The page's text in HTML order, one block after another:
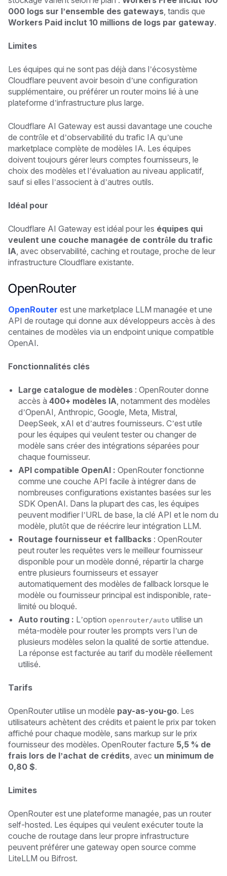
000 logs sur l’ensemble des gateways, tandis que
Workers Paid inclut 10 millions de logs par gateway.
Limites
Les équipes qui ne sont pas déjà dans l’écosystème
Cloudflare peuvent avoir besoin d’une configuration
supplémentaire, ou préférer un router moins lié à une
plateforme d’infrastructure plus large.
Cloudflare AI Gateway est aussi davantage une couche
de contrôle et d’observabilité du trafic IA qu’une
marketplace complète de modèles IA. Les équipes
doivent toujours gérer leurs comptes fournisseurs, le
choix des modèles et l’évaluation au niveau applicatif,
sauf si elles l’associent à d’autres outils.
Idéal pour
Cloudflare AI Gateway est idéal pour les équipes qui
veulent une couche managée de contrôle du trafic
IA, avec observabilité, caching et routage, proche de leur
infrastructure Cloudflare existante.
OpenRouter
OpenRouter est une marketplace LLM managée et une
API de routage qui donne aux développeurs accès à des
centaines de modèles via un endpoint unique compatible
OpenAI.
Fonctionnalités clés
Large catalogue de modèles : OpenRouter donne
accès à 400+ modèles IA, notamment des modèles
d’OpenAI, Anthropic, Google, Meta, Mistral,
DeepSeek, xAI et d’autres fournisseurs. C’est utile
pour les équipes qui veulent tester ou changer de
modèle sans créer des intégrations séparées pour
chaque fournisseur.
API compatible OpenAI : OpenRouter fonctionne
comme une couche API facile à intégrer dans de
nombreuses configurations existantes basées sur les
SDK OpenAI. Dans la plupart des cas, les équipes
peuvent modifier l’URL de base, la clé API et le nom du
modèle, plutôt que de réécrire leur intégration LLM.
Routage fournisseur et fallbacks : OpenRouter
peut router les requêtes vers le meilleur fournisseur
disponible pour un modèle donné, répartir la charge
entre plusieurs fournisseurs et essayer
automatiquement des modèles de fallback lorsque le
modèle ou fournisseur principal est indisponible, rate-
limité ou bloqué.
Auto routing : L’option openrouter/auto utilise un
méta-modèle pour router les prompts vers l’un de
plusieurs modèles selon la qualité de sortie attendue.
La réponse est facturée au tarif du modèle réellement
utilisé.
Tarifs
OpenRouter utilise un modèle pay-as-you-go. Les
utilisateurs achètent des crédits et paient le prix par token
affiché pour chaque modèle, sans markup sur le prix
fournisseur des modèles. OpenRouter facture 5,5 % de
frais lors de l’achat de crédits, avec un minimum de
0,80 $.
Limites
OpenRouter est une plateforme managée, pas un router
self-hosted. Les équipes qui veulent exécuter toute la
couche de routage dans leur propre infrastructure
peuvent préférer une gateway open source comme
LiteLLM ou Bifrost.